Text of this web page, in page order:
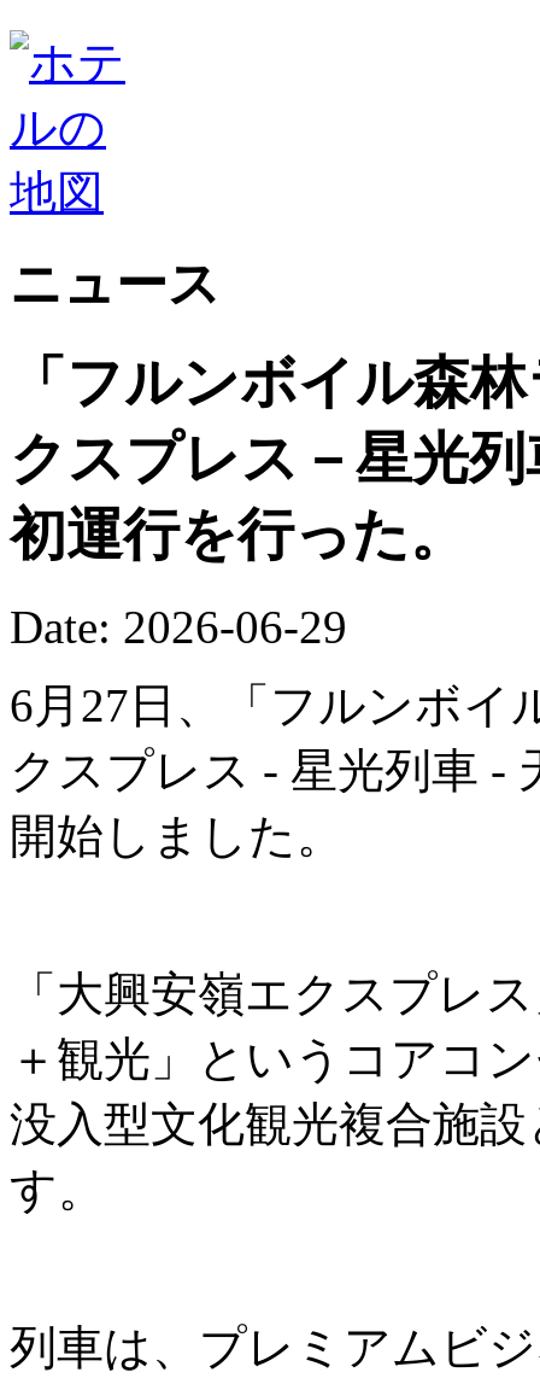
ニュース
「フルンボイル森
クスプレス－星光
初運行を行った。
Date: 2026-06-29
6月27日、「フルンボイ
クスプレス - 星光列車 -
開始しました。
「大興安嶺エクスプレ
＋観光」というコアコ
没入型文化観光複合施
す。
列車は、プレミアムビ